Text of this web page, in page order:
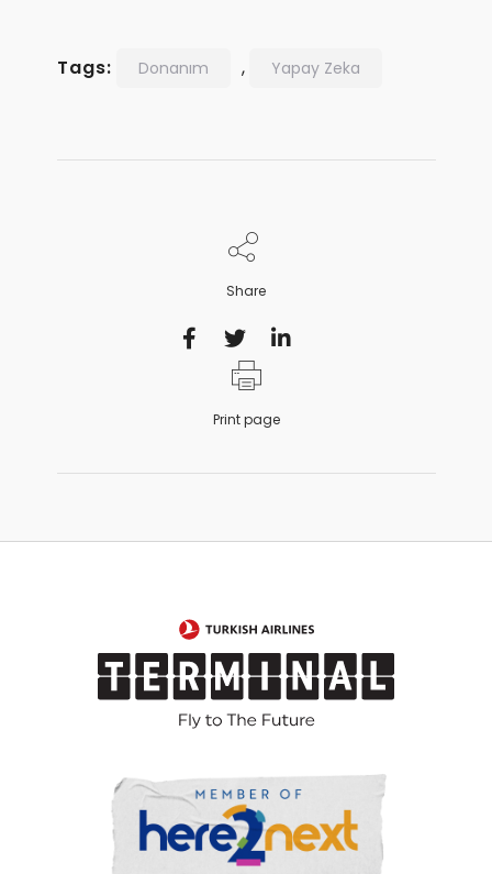
Tags: Donanım , Yapay Zeka
Share
Print page